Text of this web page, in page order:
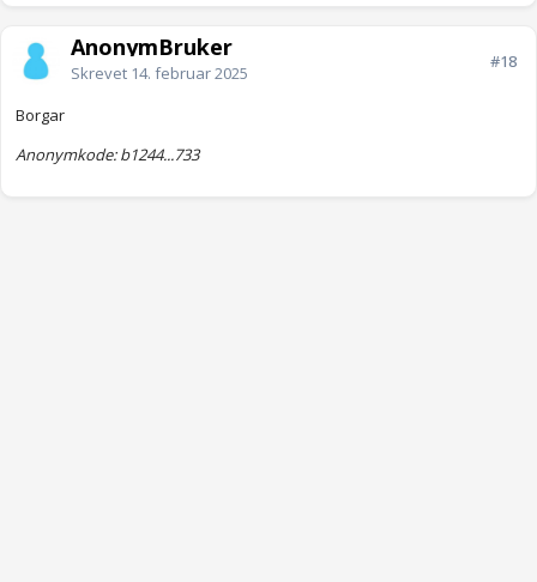
AnonymBruker
Skrevet 14. februar 2025
#18
Borgar
Anonymkode: b1244...733